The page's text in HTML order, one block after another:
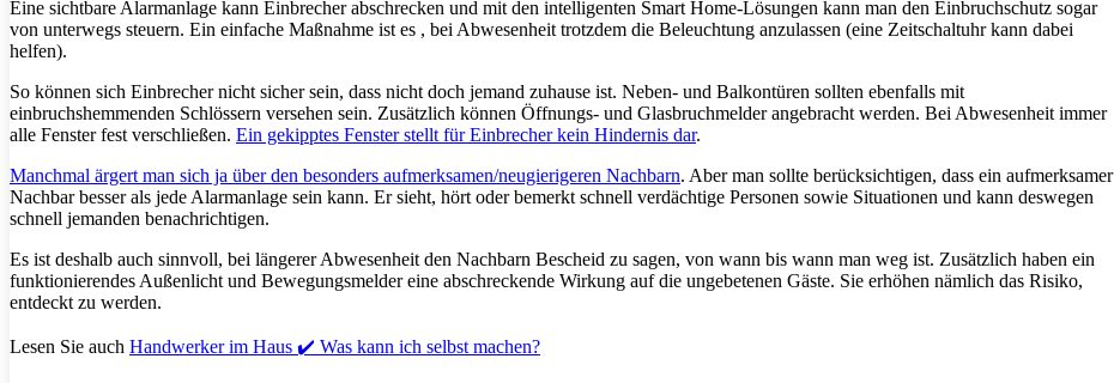
Eine sichtbare Alarmanlage kann Einbrecher abschrecken und mit den intelligenten Smart Home-Lösungen kann man den Einbruchschutz sogar
von unterwegs steuern. Ein einfache Maßnahme ist es , bei Abwesenheit trotzdem die Beleuchtung anzulassen (eine Zeitschaltuhr kann dabei
helfen).
So können sich Einbrecher nicht sicher sein, dass nicht doch jemand zuhause ist. Neben- und Balkontüren sollten ebenfalls mit
einbruchshemmenden Schlössern versehen sein. Zusätzlich können Öffnungs- und Glasbruchmelder angebracht werden. Bei Abwesenheit immer
alle Fenster fest verschließen. Ein gekipptes Fenster stellt für Einbrecher kein Hindernis dar.
Manchmal ärgert man sich ja über den besonders aufmerksamen/neugierigeren Nachbarn. Aber man sollte berücksichtigen, dass ein aufmerksamer
Nachbar besser als jede Alarmanlage sein kann. Er sieht, hört oder bemerkt schnell verdächtige Personen sowie Situationen und kann deswegen
schnell jemanden benachrichtigen.
Es ist deshalb auch sinnvoll, bei längerer Abwesenheit den Nachbarn Bescheid zu sagen, von wann bis wann man weg ist. Zusätzlich haben ein
funktionierendes Außenlicht und Bewegungsmelder eine abschreckende Wirkung auf die ungebetenen Gäste. Sie erhöhen nämlich das Risiko,
entdeckt zu werden.
Lesen Sie auch Handwerker im Haus ✔️ Was kann ich selbst machen?